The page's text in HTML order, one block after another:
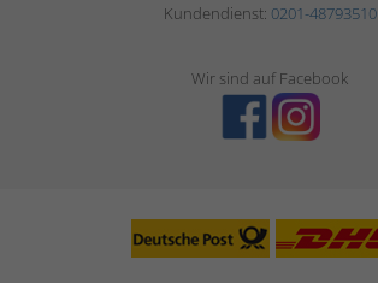
Kundendienst: 0201-48793510
Wir sind auf Facebook